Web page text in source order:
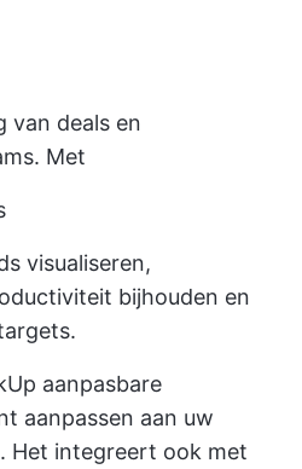
van deals en
Met
visualiseren,
bijhouden en
aanpasbare
aanpassen aan uw
Het integreert ook met